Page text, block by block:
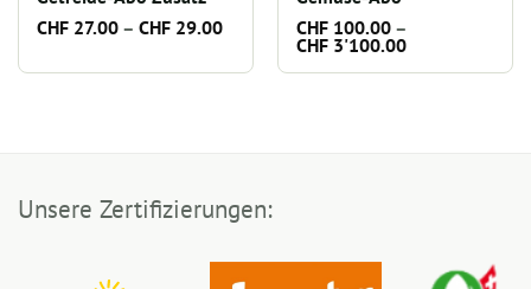
CHF27.00 – CHF29.00Preisspanne:
CHF 27.00
CHF 29.00
CHF100.00 –
CHF3'100.00Preisspanne:
bis
Unsere Zertifizierungen: